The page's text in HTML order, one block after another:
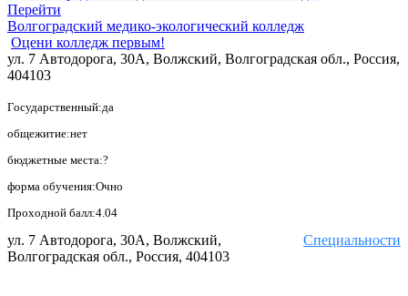
Перейти
Волгоградский медико-экологический колледж
Оцени колледж первым!
ул. 7 Автодорога, 30А, Волжский, Волгоградская обл., Россия,
404103
Государственный:да
общежитие:нет
бюджетные места:?
форма обучения:Очно
Проходной балл:4.04
Специальности
ул. 7 Автодорога, 30А, Волжский,
Волгоградская обл., Россия, 404103